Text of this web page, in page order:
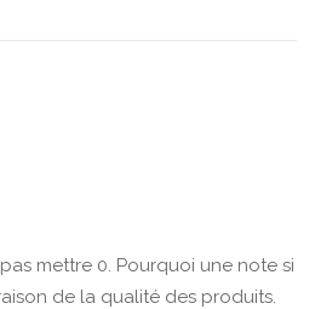
mettre 0. Pourquoi une note si
de la qualité des produits.